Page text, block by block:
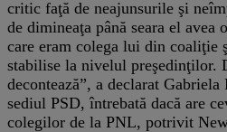
critic faţă de neajunsurile şi
de dimineaţa până seara el avea
care eram colega lui din coaliţie
stabilise la nivelul preşedinţilor.
decontează”, a declarat
sediul PSD, întrebată dacă are
colegilor de la PNL, potrivit